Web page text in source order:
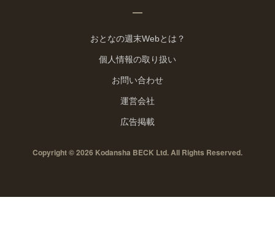
おとなの週末Webとは？
個人情報の取り扱い
お問い合わせ
運営会社
広告掲載
Copyright © 2026 Kodansha BECK Ltd. All Rights Reserved.